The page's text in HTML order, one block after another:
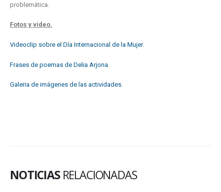
problemática.
Fotos y video.
Videoclip sobre el Día Internacional de la Mujer.
Frases de poemas de Delia Arjona
Galeria de imágenes de las actividades.
NOTICIAS RELACIONADAS